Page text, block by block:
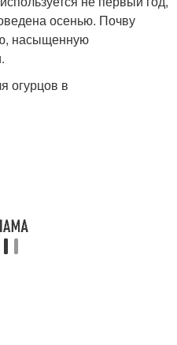
осенью. Почву
насыщенную